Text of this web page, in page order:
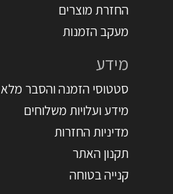
החזרת מוצרים
מעקב הזמנות
מידע
סטטוסי הזמנה והסבר מלא
מידע ועלויות משלוחים
מדיניות החזרות
תקנון האתר
קנייה בטוחה